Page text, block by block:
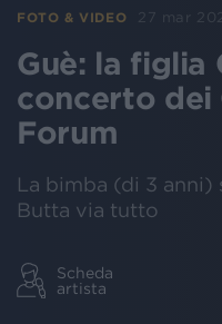
FOTO & VIDEO 27 mar
Guè: la figlia
concerto dei
Forum
La bimba (di 3 anni)
Butta via tutto
Scheda
artista